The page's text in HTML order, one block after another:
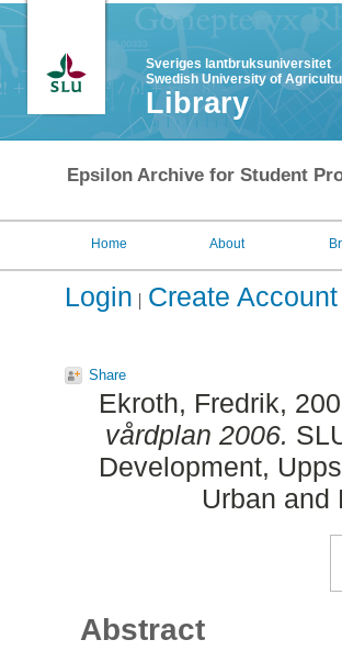
Sveriges lantbruksuniversitet
Swedish University of
Library
Epsilon Archive for Student
Home About
Login Create Account
Share
Ekroth, Fredrik,
vårdplan 2006.
Development,
Urban and
Abstract